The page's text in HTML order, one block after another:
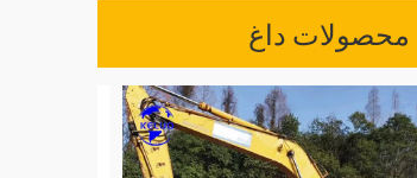
محصولات داغ